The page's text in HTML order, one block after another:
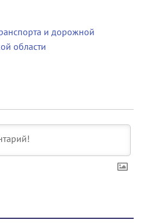
и дорожной
области